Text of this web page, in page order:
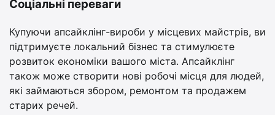
Соціальні переваги
Купуючи апсайклінг-вироби у місцевих майстрів, ви
підтримуєте локальний бізнес та стимулюєте
розвиток економіки вашого міста. Апсайклінг
також може створити нові робочі місця для людей,
які займаються збором, ремонтом та продажем
старих речей.